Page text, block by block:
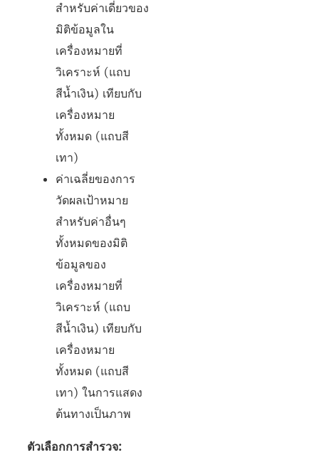
สำหรับค่าเดี่ยวของ
มิติข้อมูลใน
เครื่องหมายที่
วิเคราะห์ (แถบ
สีน้ำเงิน) เทียบกับ
เครื่องหมาย
ทั้งหมด (แถบสี
เทา)
ค่าเฉลี่ยของการ
วัดผลเป้าหมาย
สำหรับค่าอื่นๆ
ทั้งหมดของมิติ
ข้อมูลของ
เครื่องหมายที่
วิเคราะห์ (แถบ
สีน้ำเงิน) เทียบกับ
เครื่องหมาย
ทั้งหมด (แถบสี
เทา) ในการแสดง
ต้นทางเป็นภาพ
ตัวเลือกการสำรวจ: